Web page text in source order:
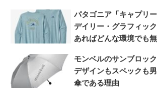
パタゴニア「キャプリ
デイリー・グラフィッ
あればどんな環境でも
モンベルのサンブロッ
デザインもスペックも
傘である理由